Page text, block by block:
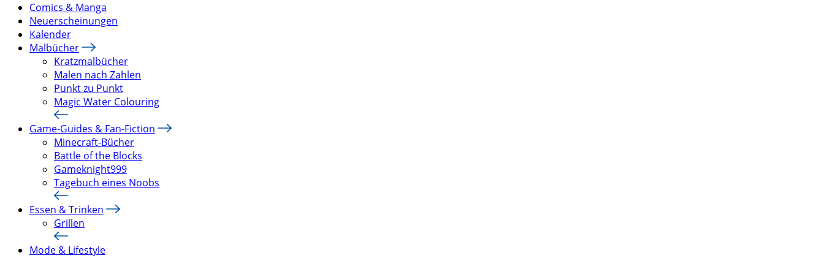
Comics & Manga
Neuerscheinungen
Kalender
Malbücher
Kratzmalbücher
Malen nach Zahlen
Punkt zu Punkt
Magic Water Colouring
Game-Guides & Fan-Fiction
Minecraft-Bücher
Battle of the Blocks
Gameknight999
Tagebuch eines Noobs
Essen & Trinken
Grillen
Mode & Lifestyle